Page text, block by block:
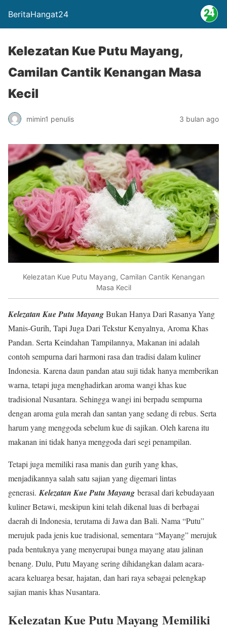
BeritaHangat24
Kelezatan Kue Putu Mayang,
Camilan Cantik Kenangan Masa
Kecil
mimin1 penulis 3 bulan ago
Kelezatan Kue Putu Mayang, Camilan Cantik Kenangan
Masa Kecil
Kelezatan Kue Putu MayangBukan Hanya Dari Rasanya Yang
Manis-Gurih, Tapi Juga Dari Tekstur Kenyalnya, Aroma Khas
Pandan. Serta Keindahan Tampilannya, Makanan ini adalah
contoh sempurna dari harmoni rasa dan tradisi dalam kuliner
Indonesia. Karena daun pandan atau suji tidak hanya memberikan
warna, tetapi juga menghadirkan aroma wangi khas kue
tradisional Nusantara. Sehingga wangi ini berpadu sempurna
dengan aroma gula merah dan santan yang sedang di rebus. Serta
harum yang menggoda sebelum kue di sajikan. Oleh karena itu
makanan ini tidak hanya menggoda dari segi penampilan.
Tetapi juga memiliki rasa manis dan gurih yang khas,
menjadikannya salah satu sajian yang digemari lintas
generasi. Kelezatan Kue Putu Mayang berasal dari kebudayaan
kuliner Betawi, meskipun kini telah dikenal luas di berbagai
daerah di Indonesia, terutama di Jawa dan Bali. Nama “Putu”
merujuk pada jenis kue tradisional, sementara “Mayang” merujuk
pada bentuknya yang menyerupai bunga mayang atau jalinan
benang. Dulu, Putu Mayang sering dihidangkan dalam acara-
acara keluarga besar, hajatan, dan hari raya sebagai pelengkap
sajian manis khas Nusantara.
Kelezatan Kue Putu Mayang Memiliki